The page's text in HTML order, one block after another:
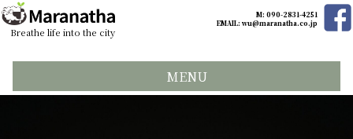
Breathe life into the city
M: 090-2831-4251
EMAIL:wu@maranatha.co.jp
MENU